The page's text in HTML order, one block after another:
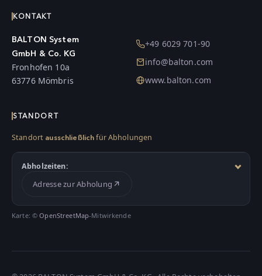
KONTAKT
BALTON System
GmbH & Co. KG
Fronhofen 10a
63776 Mömbris
+49 6029 701-90
info@balton.com
www.balton.com
STANDORT
Standort ausschließlich für Abholungen
Abholzeiten:
Adresse zur Abholung
Karte: ©OpenStreetMap-Mitwirkende